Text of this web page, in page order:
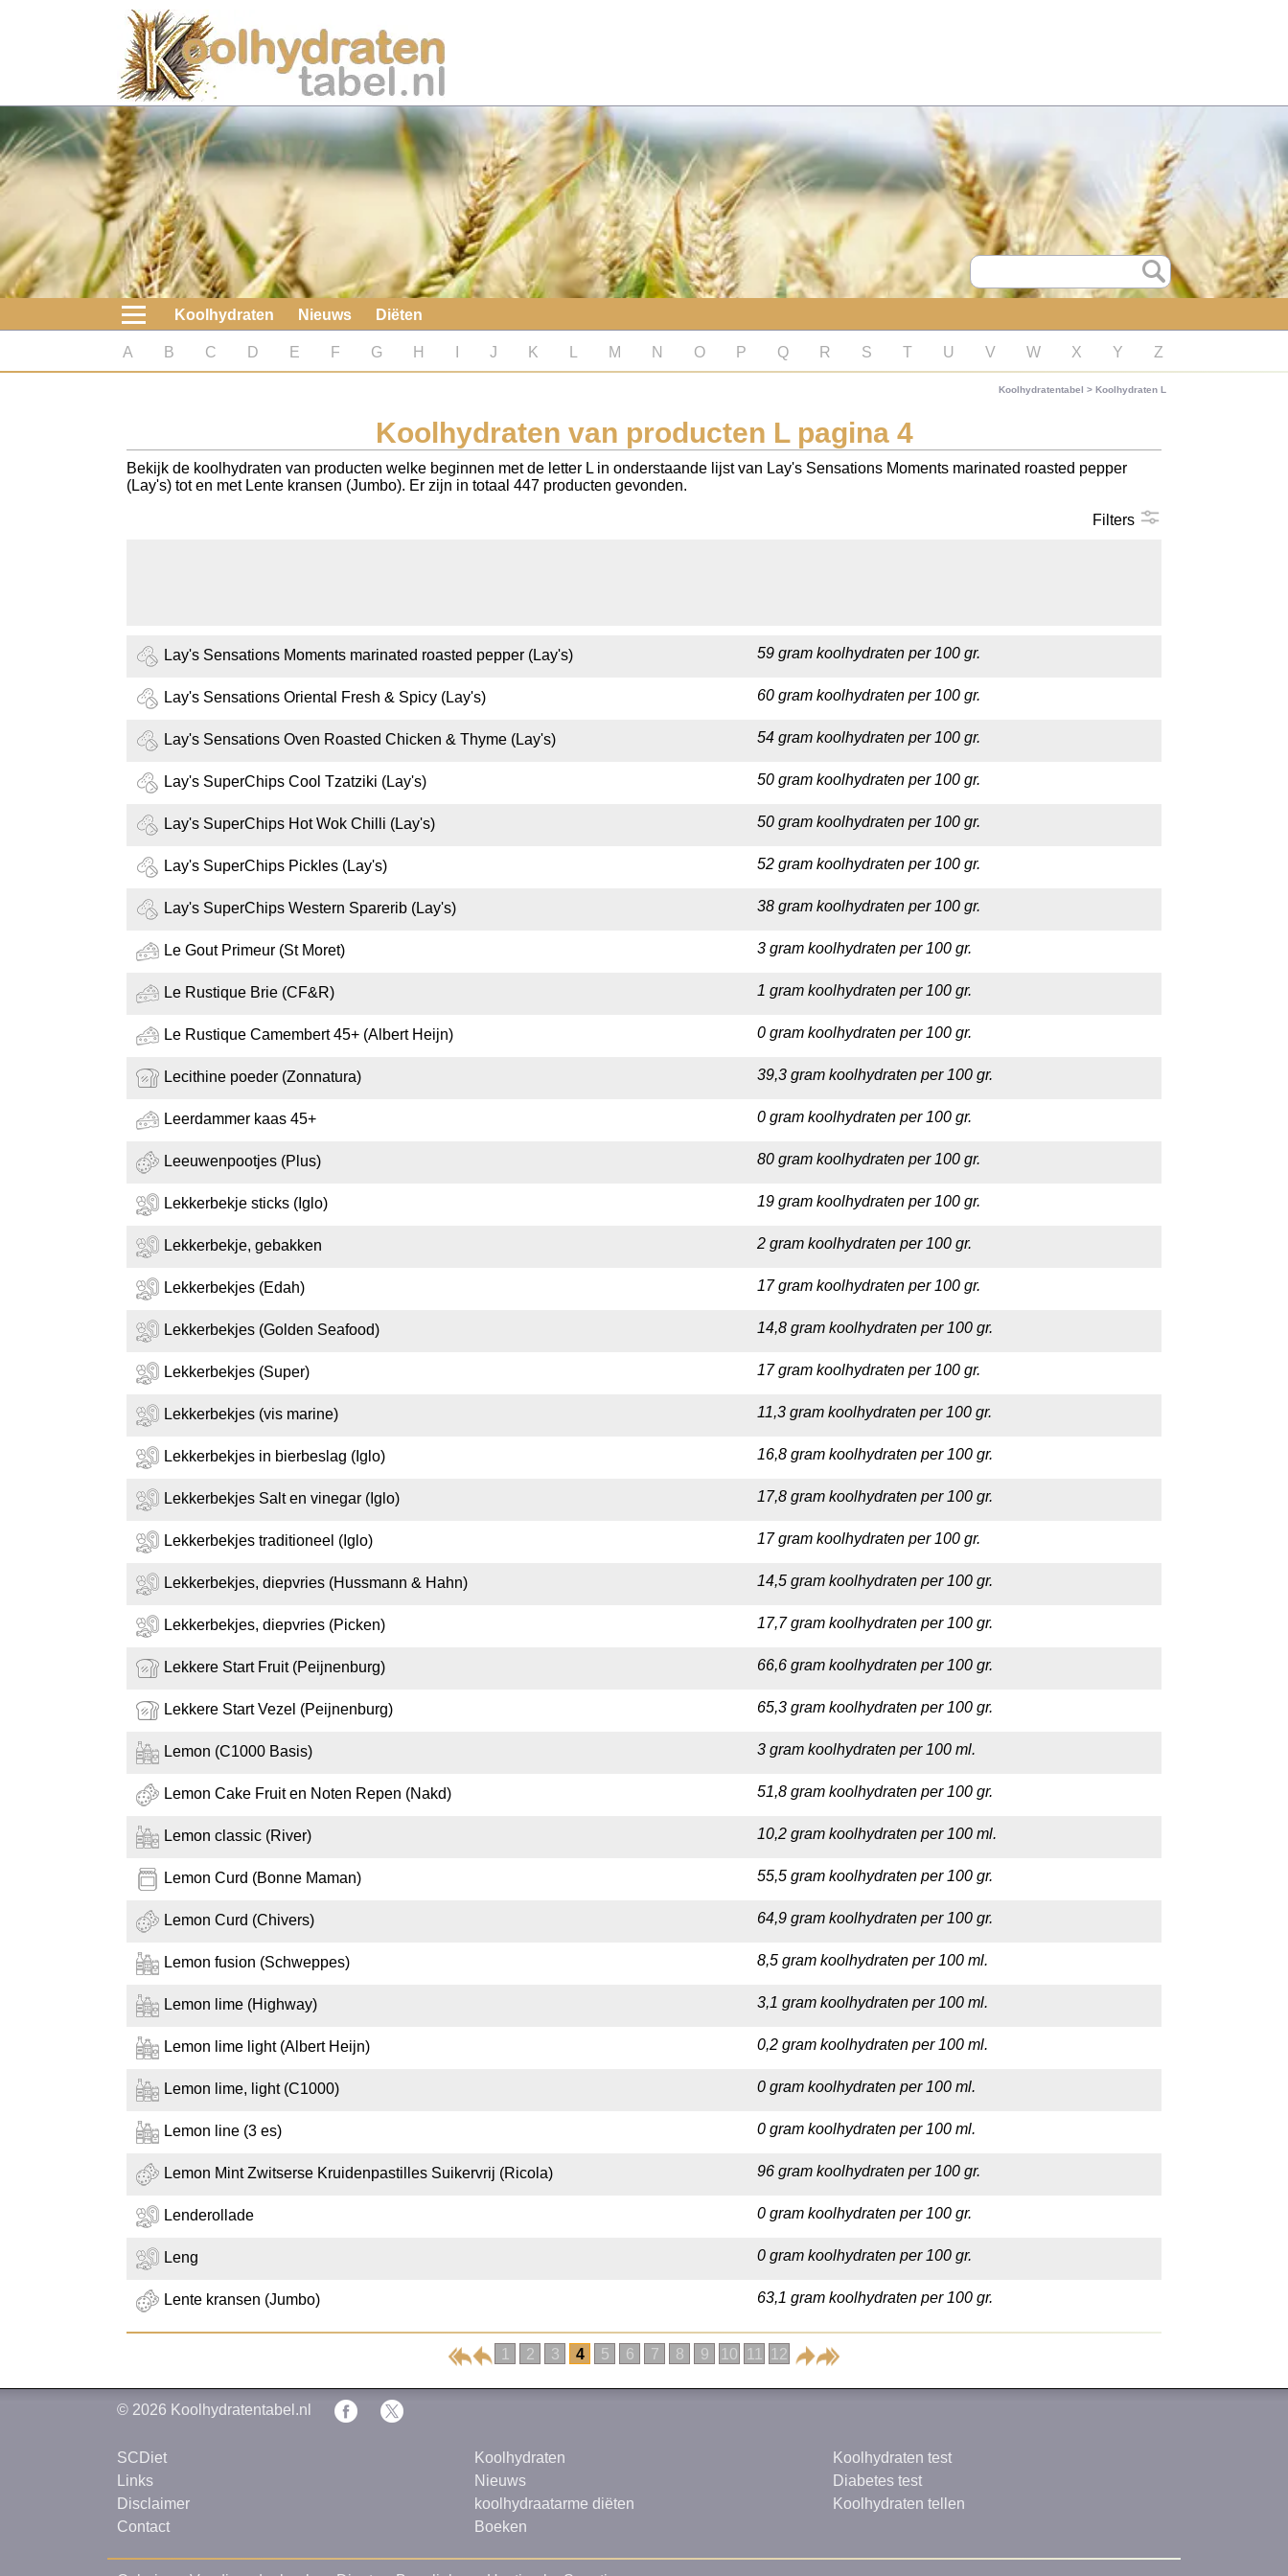
Koolhydraten
Nieuws
Koolhydraatarme diëten
Boeken
koolhydraatarme diëten
Diabetes test
Koolhydraten tellen
Koolhydraten Nieuws Diëten
A B C D E F G H J K M N O P Q R S T U V W X Y Z
Koolhydratentabel > Koolhydraten L
Koolhydraten van producten L pagina 4
Bekijk de koolhydraten van producten welke beginnen met de letter L in onderstaande lijst van Lay's Sensations Moments marinated roasted pepper
(Lay's) tot en met Lente kransen (Jumbo). Er zijn in totaal 447 producten gevonden.
Filters
Lay's Sensations Moments marinated roasted pepper (Lay's) 59 gram koolhydraten per 100 gr.
Lay's Sensations Oriental Fresh & Spicy (Lay's) 60 gram koolhydraten per 100 gr.
Lay's Sensations Oven Roasted Chicken & Thyme (Lay's) 54 gram koolhydraten per 100 gr.
Lay's SuperChips Cool Tzatziki (Lay's) 50 gram koolhydraten per 100 gr.
Lay's SuperChips Hot Wok Chilli (Lay's) 50 gram koolhydraten per 100 gr.
Lay's SuperChips Pickles (Lay's) 52 gram koolhydraten per 100 gr.
Lay's SuperChips Western Sparerib (Lay's) 38 gram koolhydraten per 100 gr.
Le Gout Primeur (St Moret) 3 gram koolhydraten per 100 gr.
Le Rustique Brie (CF&R) 1 gram koolhydraten per 100 gr.
Le Rustique Camembert 45+ (Albert Heijn) 0 gram koolhydraten per 100 gr.
Lecithine poeder (Zonnatura) 39,3 gram koolhydraten per 100 gr.
Leerdammer kaas 45+ 0 gram koolhydraten per 100 gr.
Leeuwenpootjes (Plus) 80 gram koolhydraten per 100 gr.
Lekkerbekje sticks (Iglo) 19 gram koolhydraten per 100 gr.
Lekkerbekje, gebakken 2 gram koolhydraten per 100 gr.
Lekkerbekjes (Edah) 17 gram koolhydraten per 100 gr.
Lekkerbekjes (Golden Seafood) 14,8 gram koolhydraten per 100 gr.
Lekkerbekjes (Super) 17 gram koolhydraten per 100 gr.
Lekkerbekjes (vis marine) 11,3 gram koolhydraten per 100 gr.
Lekkerbekjes in bierbeslag (Iglo) 16,8 gram koolhydraten per 100 gr.
Lekkerbekjes Salt en vinegar (Iglo) 17,8 gram koolhydraten per 100 gr.
Lekkerbekjes traditioneel (Iglo) 17 gram koolhydraten per 100 gr.
Lekkerbekjes, diepvries (Hussmann & Hahn) 14,5 gram koolhydraten per 100 gr.
Lekkerbekjes, diepvries (Picken) 17,7 gram koolhydraten per 100 gr.
Lekkere Start Fruit (Peijnenburg) 66,6 gram koolhydraten per 100 gr.
Lekkere Start Vezel (Peijnenburg) 65,3 gram koolhydraten per 100 gr.
Lemon (C1000 Basis) 3 gram koolhydraten per 100 ml.
Lemon Cake Fruit en Noten Repen (Nakd) 51,8 gram koolhydraten per 100 gr.
Lemon classic (River) 10,2 gram koolhydraten per 100 ml.
Lemon Curd (Bonne Maman) 55,5 gram koolhydraten per 100 gr.
Lemon Curd (Chivers) 64,9 gram koolhydraten per 100 gr.
Lemon fusion (Schweppes) 8,5 gram koolhydraten per 100 ml.
Lemon lime (Highway) 3,1 gram koolhydraten per 100 ml.
Lemon lime light (Albert Heijn) 0,2 gram koolhydraten per 100 ml.
Lemon lime, light (C1000) 0 gram koolhydraten per 100 ml.
Lemon line (3 es) 0 gram koolhydraten per 100 ml.
Lemon Mint Zwitserse Kruidenpastilles Suikervrij (Ricola) 96 gram koolhydraten per 100 gr.
Lenderollade 0 gram koolhydraten per 100 gr.
Leng 0 gram koolhydraten per 100 gr.
Lente kransen (Jumbo) 63,1 gram koolhydraten per 100 gr.
1 2 3 4 5 6 7 8 9 10 11 12
© 2026 Koolhydratentabel.nl
SCDiet
Links
Disclaimer
Contact
Koolhydraten
Nieuws
koolhydraatarme diëten
Boeken
Koolhydraten test
Diabetes test
Koolhydraten tellen